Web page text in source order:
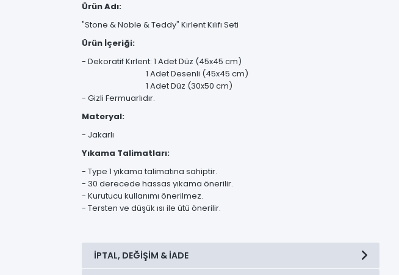
Ürün Adı:
"Stone & Noble & Teddy" Kırlent Kılıfı Seti
Ürün İçeriği:
- Dekoratif Kırlent: 1 Adet Düz (45x45 cm)
1 Adet Desenli (45x45 cm)
1 Adet Düz (30x50 cm)
- Gizli Fermuarlıdır.
Materyal:
- Jakarlı
Yıkama Talimatları:
- Type 1 yıkama talimatına sahiptir.
- 30 derecede hassas yıkama önerilir.
- Kurutucu kullanımı önerilmez.
- Tersten ve düşük ısı ile ütü önerilir.
İPTAL, DEĞIŞIM & İADE